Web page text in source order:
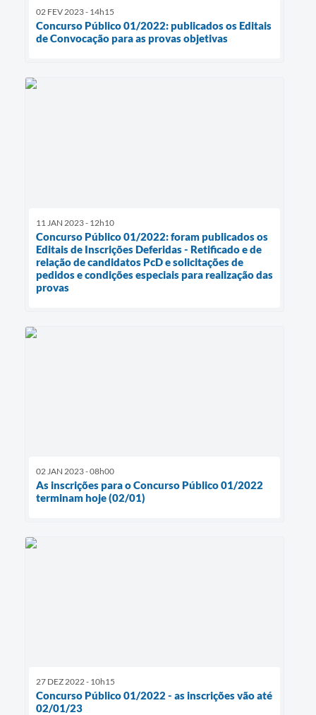
02 FEV 2023 - 14h15
Concurso Público 01/2022: publicados os Editais
de Convocação para as provas objetivas
11 JAN 2023 - 12h10
Concurso Público 01/2022: foram publicados os
Editais de Inscrições Deferidas - Retificado e de
relação de candidatos PcD e solicitações de
pedidos e condições especiais para realização das
provas
02 JAN 2023 - 08h00
As inscrições para o Concurso Público 01/2022
terminam hoje (02/01)
27 DEZ 2022 - 10h15
Concurso Público 01/2022 - as inscrições vão até
02/01/23